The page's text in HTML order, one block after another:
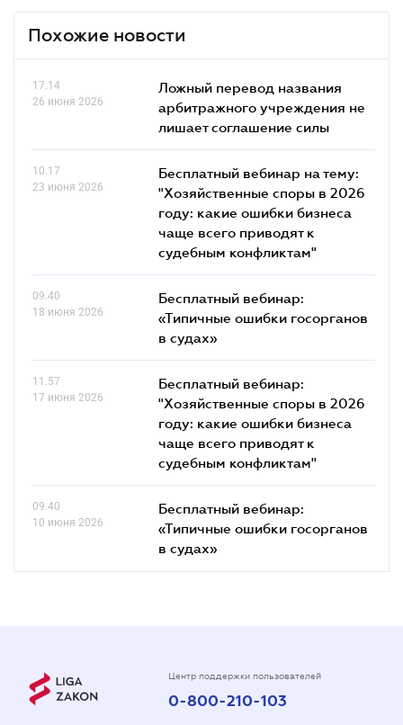
Похожие новости
17.14
26 июня 2026
Ложный перевод названия
арбитражного учреждения не
лишает соглашение силы
10.17
23 июня 2026
Бесплатный вебинар на тему:
"Хозяйственные споры в 2026
году: какие ошибки бизнеса
чаще всего приводят к
судебным конфликтам"
09.40
18 июня 2026
Бесплатный вебинар:
«Типичные ошибки госорганов
в судах»
11.57
17 июня 2026
Бесплатный вебинар:
"Хозяйственные споры в 2026
году: какие ошибки бизнеса
чаще всего приводят к
судебным конфликтам"
09.40
10 июня 2026
Бесплатный вебинар:
«Типичные ошибки госорганов
в судах»
Центр поддержки пользователей
0-800-210-103